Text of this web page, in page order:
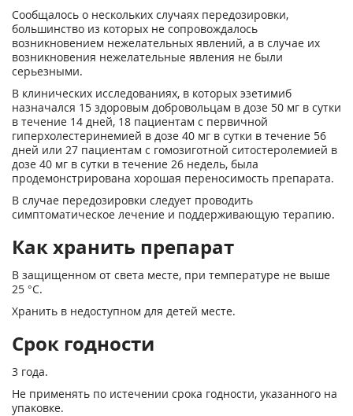
Сообщалось о нескольких случаях передозировки,
большинство из которых не сопровождалось
возникновением нежелательных явлений, а в случае их
возникновения нежелательные явления не были
серьезными.
В клинических исследованиях, в которых эзетимиб
назначался 15 здоровым добровольцам в дозе 50 мг в сутки
в течение 14 дней, 18 пациентам с первичной
гиперхолестеринемией в дозе 40 мг в сутки в течение 56
дней или 27 пациентам с гомозиготной ситостеролемией в
дозе 40 мг в сутки в течение 26 недель, была
продемонстрирована хорошая переносимость препарата.
В случае передозировки следует проводить
симптоматическое лечение и поддерживающую терапию.
Как хранить препарат
В защищенном от света месте, при температуре не выше
25 °С.
Хранить в недоступном для детей месте.
Срок годности
3 года.
Не применять по истечении срока годности, указанного на
упаковке.